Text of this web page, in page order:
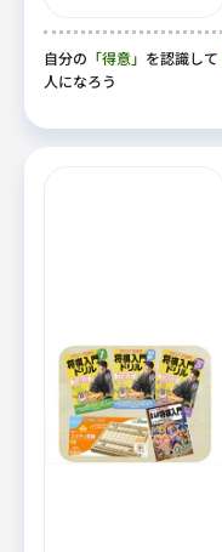
自分の 「得意」 を認識して
人になろう